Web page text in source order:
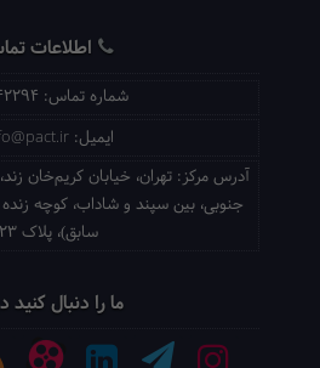
اطلاعات
شماره تماس:
ایمیل:
آدرس مرکز: تهران، خیابان کریم‌خان
جنوبی، بین سپند و شاداب، کوچه زنده
سابق)، پلاک 23
ما را دنبال کنید